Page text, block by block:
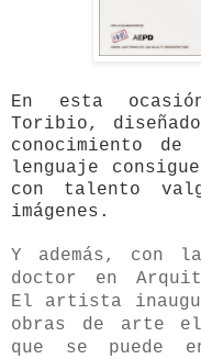
En esta
Toribio,
conocimiento
lenguaje
con talento
imágenes.
Y además, con
doctor en
El artista
obras de arte
que se puede